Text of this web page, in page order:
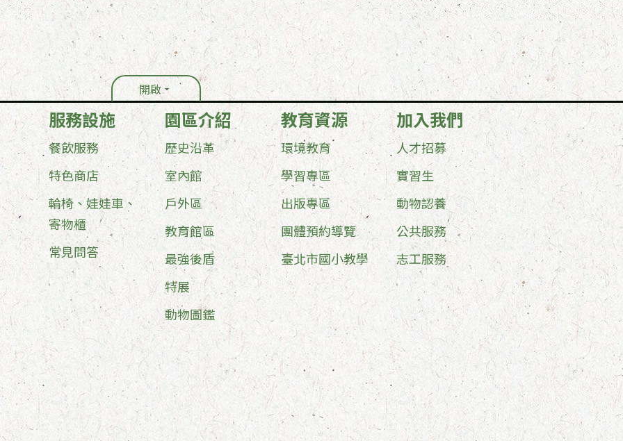
開啟
服務設施
餐飲服務
特色商店
輪椅、娃娃車、
寄物櫃
常見問答
園區介紹
歷史沿革
室內館
戶外區
教育館區
最強後盾
特展
動物圖鑑
教育資源
環境教育
學習專區
出版專區
團體預約導覽
臺北市國小教學
加入我們
人才招募
實習生
動物認養
公共服務
志工服務